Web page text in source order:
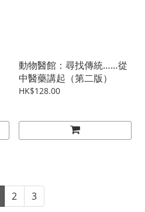
動物醫館：尋找傳統……從
中醫藥講起（第二版）
HK$128.00
2 3